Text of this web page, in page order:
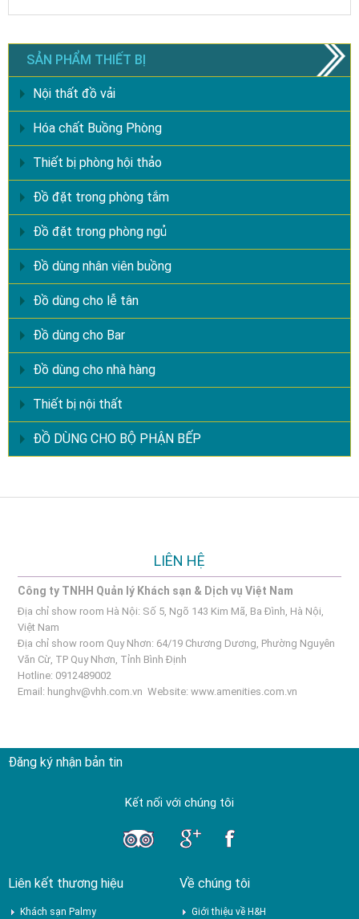
SẢN PHẨM THIẾT BỊ
Nội thất đồ vải
Hóa chất Buồng Phòng
Thiết bị phòng hội thảo
Đồ đặt trong phòng tắm
Đồ đặt trong phòng ngủ
Đồ dùng nhân viên buồng
Đồ dùng cho lễ tân
Đồ dùng cho Bar
Đồ dùng cho nhà hàng
Thiết bị nội thất
ĐỒ DÙNG CHO BỘ PHẬN BẾP
LIÊN HỆ
Công ty TNHH Quản lý Khách sạn & Dịch vụ Việt Nam
Địa chỉ show room Hà Nội: Số 5, Ngõ 143 Kim Mã, Ba Đình, Hà Nội,
Việt Nam
Địa chỉ show room Quy Nhơn: 64/19 Chương Dương, Phường Nguyên
Văn Cừ, TP Quy Nhơn, Tỉnh Bình Định
Hotline: 0912489002
Email: hunghv@vhh.com.vn Website:www.amenities.com.vn
Đăng ký nhận bản tin
Kết nối với chúng tôi
Liên kết thương hiệu
Khách sạn Palmy
Về chúng tôi
Giới thiệu về H&H